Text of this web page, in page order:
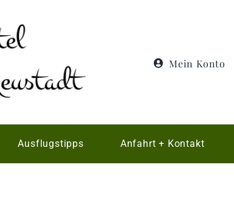
Mein Konto
Ausflugstipps Anfahrt + Kontakt